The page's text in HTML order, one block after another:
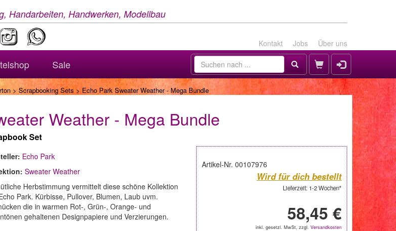
Handarbeiten, Handwerken, Modellbau
Kontakt Jobs Über uns
Sale
> Scrapbooking Sets> Echo Park Sweater Weather - Mega Bundle
Weather - Mega Bundle
Set
Artikel-Nr. 00107976
Wird für dich bestellt
Lieferzeit: 1-2 Wochen*
58,45 €
inkl. gesetzl. MwSt, zzgl. Versandkosten
Echo Park
Sweater Weather
Herbstimmung vermittelt diese schöne Kollektion
Park. Kürbisse, Pullover, Blumen, Laub uvm.
die in warmen Rot-, Grün-, Orange- und
gehaltenen Designpapiere und Verzierungen.